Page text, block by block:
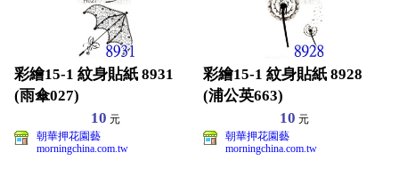
彩繪15-1 紋身貼紙 8931
(雨傘027)
10 元
朝華押花園藝
morningchina.com.tw
彩繪15-1 紋身貼紙 8928
(浦公英663)
10 元
朝華押花園藝
morningchina.com.tw